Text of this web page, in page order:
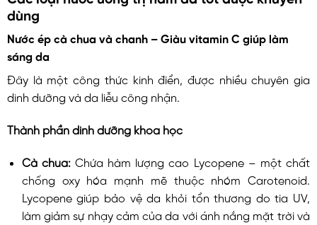
dùng
Nước ép cà chua và chanh – Giàu vitamin C giúp làm
sáng da
Đây là một công thức kinh điển, được nhiều chuyên gia
dinh dưỡng và da liễu công nhận.
Thành phần dinh dưỡng khoa học
Cà chua:Chứa hàm lượng cao Lycopene – một chất
chống oxy hóa mạnh mẽ thuộc nhóm Carotenoid.
Lycopene giúp bảo vệ da khỏi tổn thương do tia UV,
làm giảm sự nhạy cảm của da với ánh nắng mặt trời và